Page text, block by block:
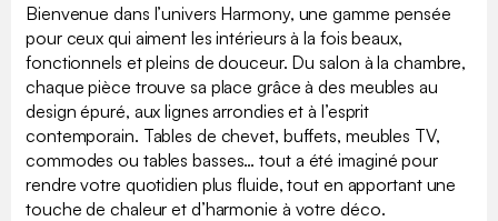
Bienvenue dans l’univers Harmony, une gamme pensée
pour ceux qui aiment les intérieurs à la fois beaux,
fonctionnels et pleins de douceur. Du salon à la chambre,
chaque pièce trouve sa place grâce à des meubles au
design épuré, aux lignes arrondies et à l’esprit
contemporain. Tables de chevet, buffets, meubles TV,
commodes ou tables basses… tout a été imaginé pour
rendre votre quotidien plus fluide, tout en apportant une
touche de chaleur et d’harmonie à votre déco.